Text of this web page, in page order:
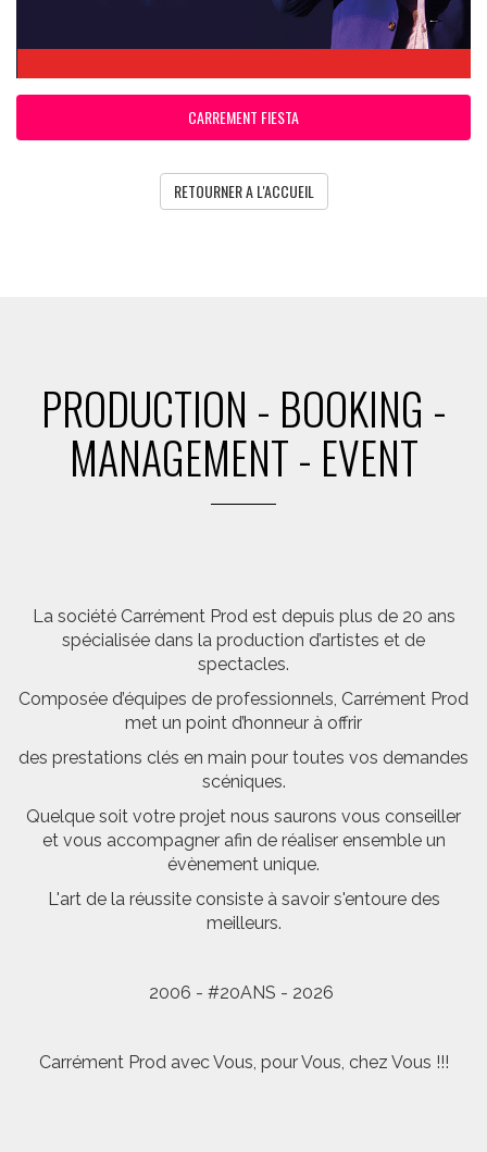
CARREMENT FIESTA
RETOURNER A L'ACCUEIL
PRODUCTION - BOOKING -
MANAGEMENT - EVENT
La société Carrément Prod est depuis plus de 20 ans
spécialisée dans la production d’artistes et de
spectacles.
Composée d’équipes de professionnels, Carrément Prod
met un point d’honneur à offrir
des prestations clés en main pour toutes vos demandes
scéniques.
Quelque soit votre projet nous saurons vous conseiller
et vous accompagner afin de réaliser ensemble un
évènement unique.
L'art de la réussite consiste à savoir s'entoure des
meilleurs.
2006 - #20ANS - 2026
Carrément Prod avec Vous, pour Vous, chez Vous !!!